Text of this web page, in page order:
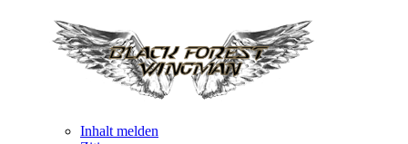
Inhalt melden